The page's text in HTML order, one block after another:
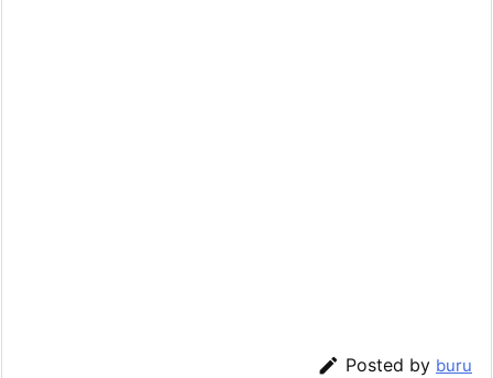
 Posted by buru